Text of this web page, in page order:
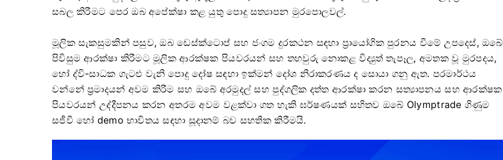
සබල කිරීමට පෙර ඔබ අපේක්ෂා කළ යුතු පොදු සත්‍යාපන මුරපොලවල්.
මූලික සැකසුමකින් පසුව, ඔබ ඩෙස්ක්ටොප් සහ ජංගම දුරකථන සඳහා ප්‍රායෝගික පුරනය වීමේ උපදෙස්, ඔබේ
පිවිසුම ආරක්ෂා කිරීමට මූලික ආරක්ෂක පියවරයන් සහ තහවුරු නොකළ විද්‍යුත් තැපෑල, අමතක වූ මුරපදය,
හෝ ද්වි-සාධක ගැටළු වැනි පොදු දෝෂ සඳහා ඉක්මන් දෝශ නිරාකරණය ද සොයා ගනු ඇත. පරමාර්ථය
වන්නේ ප්‍රමාදයන් අවම කිරීම සහ ඔබේ අරමුදල් සහ පුද්ගලික දත්ත ආරක්ෂා කරන සත්‍යාපනය සහ ආරක්ෂක
පියවරයන් උද්දීපනය කරන අතරම අවම වළක්වා ගත හැකි ඝර්ෂණයක් සහිතව ඔබේ Olymptrade ගිණුම
සජීවී හෝ demo භාවිතය සඳහා සූදානම් බව සහතික කිරීමයි.